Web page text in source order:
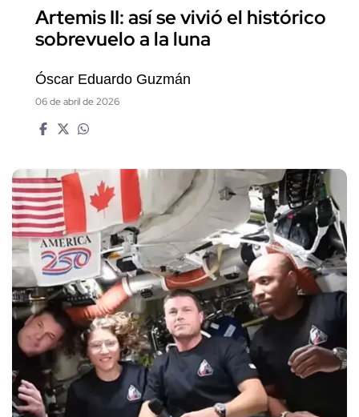
Artemis II: así se vivió el histórico
sobrevuelo a la luna
Óscar Eduardo Guzmán
06 de abril de 2026